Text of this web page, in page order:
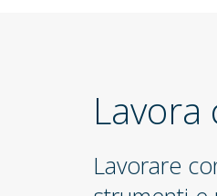
Lavora
Lavorare